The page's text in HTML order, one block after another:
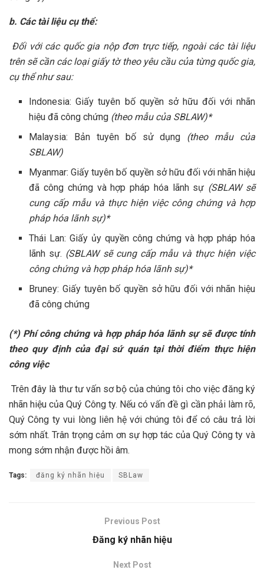
b. Các tài liệu cụ thể:
Đối với các quốc gia nộp đơn trực tiếp, ngoài các tài liệu
trên sẽ cần các loại giấy tờ theo yêu cầu của từng quốc gia,
cụ thể như sau:
Indonesia: Giấy tuyên bố quyền sở hữu đối với nhãn
hiệu đã công chứng (theo mẫu của SBLAW)*
Malaysia: Bản tuyên bố sử dụng (theo mẫu của
SBLAW)
Myanmar: Giấy tuyên bố quyền sở hữu đối với nhãn hiệu
đã công chứng và hợp pháp hóa lãnh sự (SBLAW sẽ
cung cấp mẫu và thực hiện việc công chứng và hợp
pháp hóa lãnh sự)*
Thái Lan: Giấy ủy quyền công chứng và hợp pháp hóa
lãnh sự. (SBLAW sẽ cung cấp mẫu và thực hiện việc
công chứng và hợp pháp hóa lãnh sự)*
Bruney: Giấy tuyên bố quyền sở hữu đối với nhãn hiệu
đã công chứng
(*) Phí công chứng và hợp pháp hóa lãnh sự sẽ được tính
theo quy định của đại sứ quán tại thời điểm thực hiện
công việc
Trên đây là thư tư vấn sơ bộ của chúng tôi cho việc đăng ký
nhãn hiệu của Quý Công ty. Nếu có vấn đề gì cần phải làm rõ,
Quý Công ty vui lòng liên hệ với chúng tôi để có câu trả lời
sớm nhất. Trân trọng cảm ơn sự hợp tác của Quý Công ty và
mong sớm nhận được hồi âm.
Tags: đăng ký nhãn hiệu SBLaw
Previous Post
Đăng ký nhãn hiệu
Next Post